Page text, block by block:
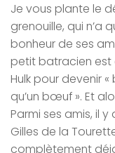
Je vous plante le
grenouille, qui n’a
bonheur de ses
petit batracien est
Hulk pour devenir
qu’un bœuf ». Et
Parmi ses amis, il
Gilles de la
complètement